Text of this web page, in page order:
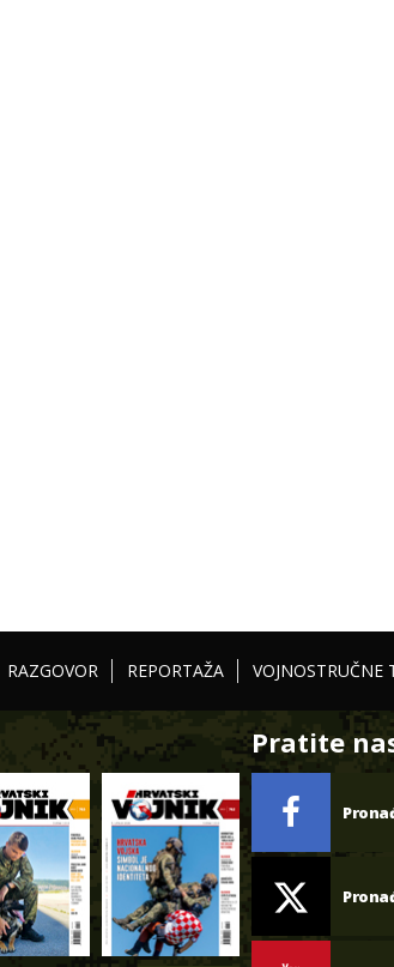
RAZGOVOR REPORTAŽA VOJNOSTRUČNE
Pratite